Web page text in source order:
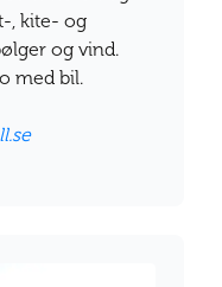
, kite- og
og vind.
med bil.